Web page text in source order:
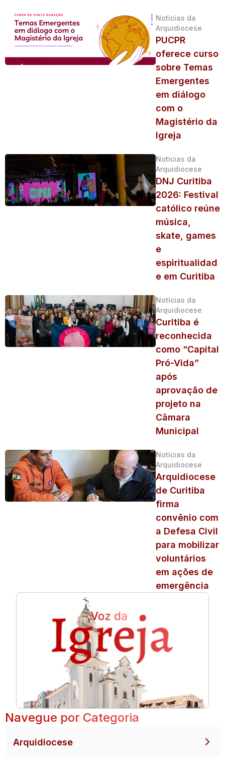
Notícias da
Arquidiocese
PUCPR
oferece curso
sobre Temas
Emergentes
em diálogo
com o
Magistério da
Igreja
Notícias da
Arquidiocese
DNJ Curitiba
2026: Festival
católico reúne
música,
skate, games
e
espiritualidad
e em Curitiba
Notícias da
Arquidiocese
Curitiba é
reconhecida
como “Capital
Pró-Vida”
após
aprovação de
projeto na
Câmara
Municipal
Notícias da
Arquidiocese
Arquidiocese
de Curitiba
firma
convênio com
a Defesa Civil
para mobilizar
voluntários
em ações de
emergência
Navegue por Categoria
Arquidiocese